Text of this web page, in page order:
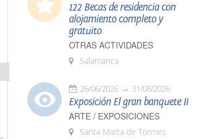
122 Becas de residencia con
alojamiento completo y
gratuito
OTRAS ACTIVIDADES
Salamanca
26/06/2026 31/08/2026
Exposición El gran banquete II
ARTE / EXPOSICIONES
Santa Marta de Tormes